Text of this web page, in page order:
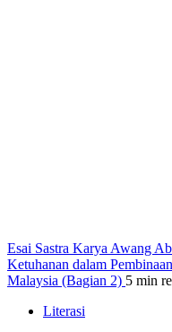
Esai Sastra Karya Awang
Ketuhanan dalam
Malaysia (Bagian 2) 5 min
Literasi